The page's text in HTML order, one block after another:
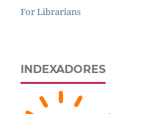
For Librarians
INDEXADORES